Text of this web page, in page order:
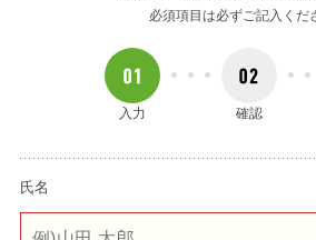
必須項目は必ずご記入くだ
入力 確認
氏名